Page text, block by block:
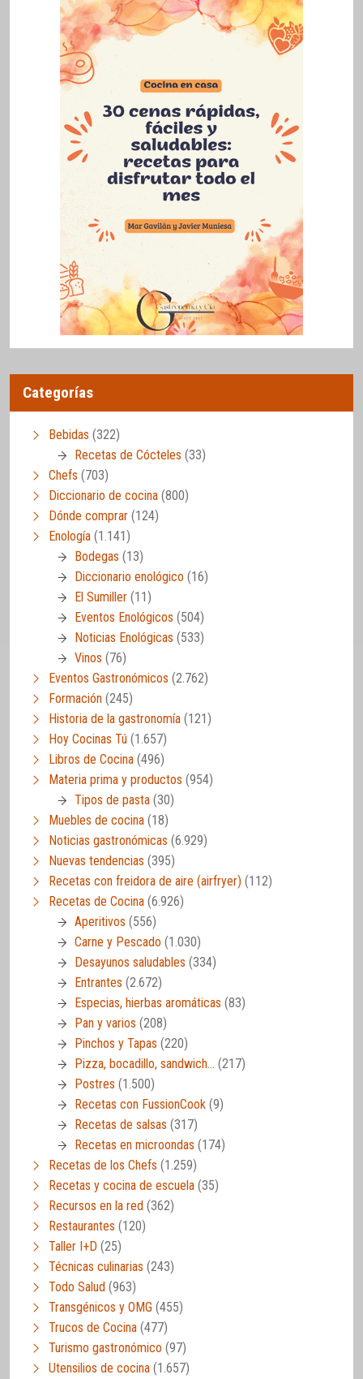
Categorías
Bebidas (322)
Recetas de Cócteles (33)
Chefs (703)
Diccionario de cocina (800)
Dónde comprar (124)
Enología (1.141)
Bodegas (13)
Diccionario enológico (16)
El Sumiller (11)
Eventos Enológicos (504)
Noticias Enológicas (533)
Vinos (76)
Eventos Gastronómicos (2.762)
Formación (245)
Historia de la gastronomía (121)
Hoy Cocinas Tú (1.657)
Libros de Cocina (496)
Materia prima y productos (954)
Tipos de pasta (30)
Muebles de cocina (18)
Noticias gastronómicas (6.929)
Nuevas tendencias (395)
Recetas con freidora de aire (airfryer) (112)
Recetas de Cocina (6.926)
Aperitivos (556)
Carne y Pescado (1.030)
Desayunos saludables (334)
Entrantes (2.672)
Especias, hierbas aromáticas (83)
Pan y varios (208)
Pinchos y Tapas (220)
Pizza, bocadillo, sandwich… (217)
Postres (1.500)
Recetas con FussionCook (9)
Recetas de salsas (317)
Recetas en microondas (174)
Recetas de los Chefs (1.259)
Recetas y cocina de escuela (35)
Recursos en la red (362)
Restaurantes (120)
Taller I+D (25)
Técnicas culinarias (243)
Todo Salud (963)
Transgénicos y OMG (455)
Trucos de Cocina (477)
Turismo gastronómico (97)
Utensilios de cocina (1.657)